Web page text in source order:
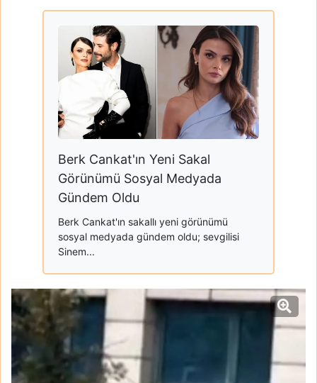
Berk Cankat'ın Yeni Sakal
Görünümü Sosyal Medyada
Gündem Oldu
Berk Cankat'ın sakallı yeni görünümü
sosyal medyada gündem oldu; sevgilisi
Sinem...